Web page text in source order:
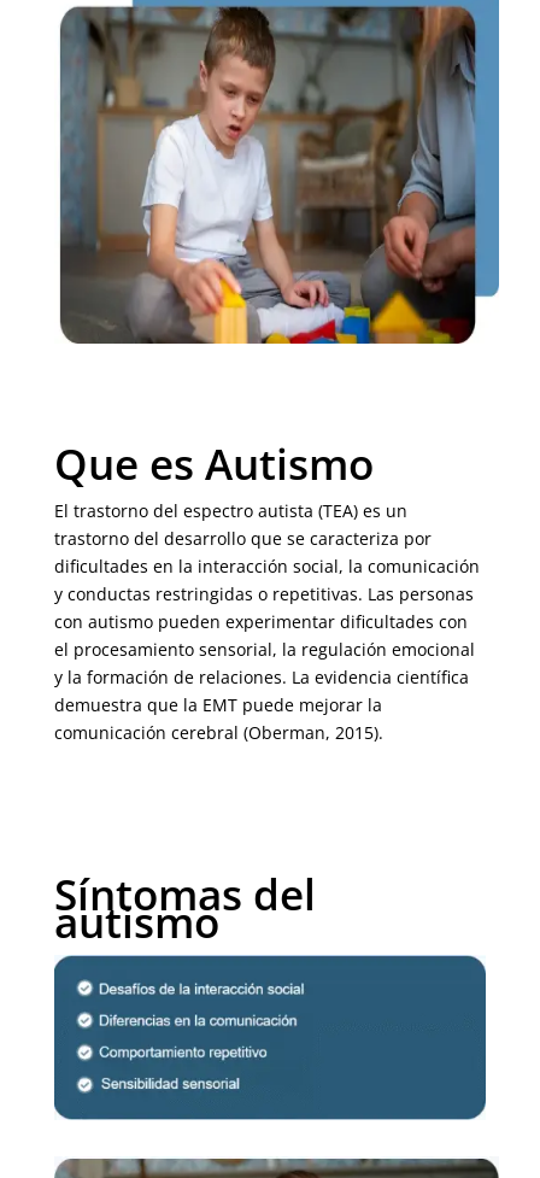
Que es Autismo
El trastorno del espectro autista (TEA) es un
trastorno del desarrollo que se caracteriza por
dificultades en la interacción social, la comunicación
y conductas restringidas o repetitivas. Las personas
con autismo pueden experimentar dificultades con
el procesamiento sensorial, la regulación emocional
y la formación de relaciones. La evidencia científica
demuestra que la EMT puede mejorar la
comunicación cerebral (Oberman, 2015).
Síntomas del
autismo